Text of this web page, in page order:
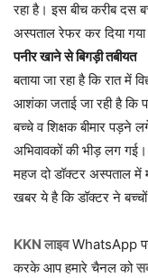
रहा है। इस बीच करीब दस
अस्पताल रेफर कर दिया
पनीर खाने से बिगड़ी तबीयत
बताया जा रहा है कि रात में
आशंका जताई जा रही है कि
बच्चे व शिक्षक बीमार पड़ने
अभिवावकों की भीड़ लग
महज दो डॉक्टर अस्पताल में
खबर ये है कि डॉक्टर ने
KKN लाइवWhatsApp
करके आप हमारे चैनल को